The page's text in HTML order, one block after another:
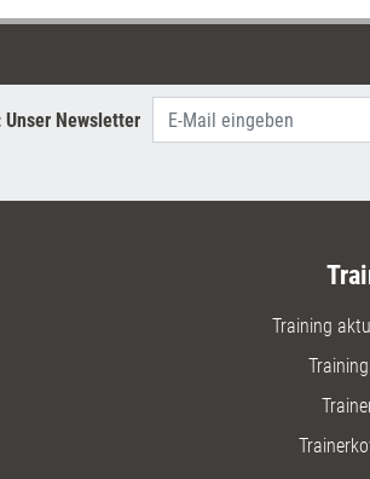
sind
Mit
Newsletter
Training